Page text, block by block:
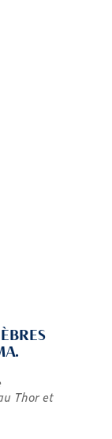
Thor et